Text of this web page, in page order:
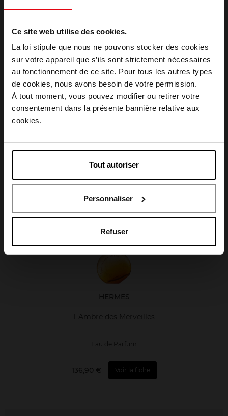
Ce site web utilise des cookies.
La loi stipule que nous ne pouvons stocker des cookies
sur votre appareil que s’ils sont strictement nécessaires
au fonctionnement de ce site. Pour tous les autres types
de cookies, nous avons besoin de votre permission.
À tout moment, vous pouvez modifier ou retirer votre
consentement dans la présente bannière relative aux
cookies.
Tout autoriser
Personnaliser
Refuser
Description
Caractéristiques
Avis client
Oublié quelque chose ?
HERMES
L'Ambre des Merveilles
Eau de Parfum
136,90 € Voir la fiche
Choisissez votre pays
April Belgique
April Luxembourg